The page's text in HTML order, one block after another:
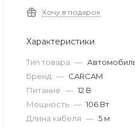
Хочу в подарок
Характеристики
Тип товара —
Бренд — CARCAM
Питание — 12 В
Мощность — 106 Вт
Длина кабеля — 5 м